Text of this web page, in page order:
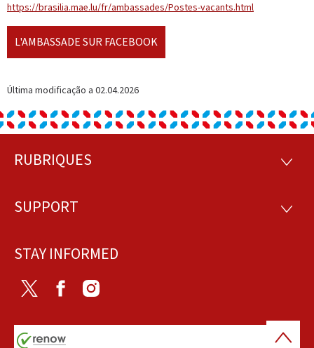
https://brasilia.mae.lu/fr/ambassades/Postes-vacants.html
L'AMBASSADE SUR FACEBOOK
Última modificação a 02.04.2026
Footer
RUBRIQUES
SUPPORT
STAY INFORMED
Twitter Facebook
Topo